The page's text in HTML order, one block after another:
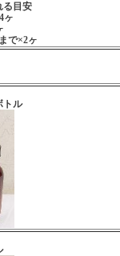
る目安
ヶ
で×2ヶ
トル